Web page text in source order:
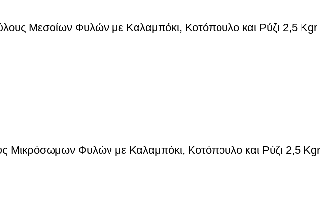
Μεσαίων Φυλών με Καλαμπόκι, Κοτόπουλο και Ρύζι 2,5 Kgr
Μικρόσωμων Φυλών με Καλαμπόκι, Κοτόπουλο και Ρύζι 2,5 Kgr